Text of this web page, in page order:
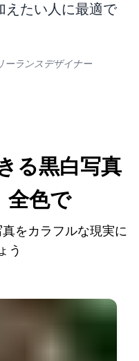
えたい人に最適で
ーランスデザイナー
る黒白写真
全色で
をカラフルな現実に
う